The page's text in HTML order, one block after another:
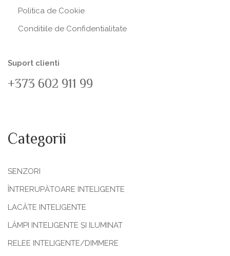
Politica de Сookie
Conditiile de Confidentialitate
Suport clienti
+373 602 911 99
Categorii
SENZORI
ÎNTRERUPĂTOARE INTELIGENTE
LACĂTE INTELIGENTE
LĂMPI INTELIGENTE ȘI ILUMINAT
RELEE INTELIGENTE/DIMMERE